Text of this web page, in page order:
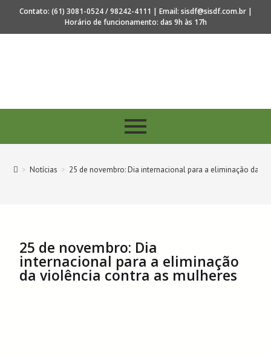
Contato: (61) 3081-0524 / 98242-4111 | Email: sisdf@sisdf.com.br |
Horário de funcionamento: das 9h às 17h
> Notícias > 25 de novembro: Dia internacional para a eliminação da
25 de novembro: Dia
internacional para a eliminação
da violência contra as mulheres